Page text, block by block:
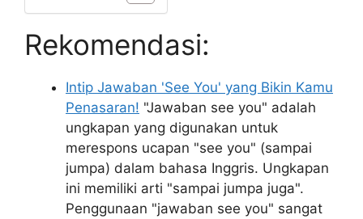
Rekomendasi:
Intip Jawaban 'See You' yang Bikin Kamu
Penasaran! "Jawaban see you" adalah
ungkapan yang digunakan untuk
merespons ucapan "see you" (sampai
jumpa) dalam bahasa Inggris. Ungkapan
ini memiliki arti "sampai jumpa juga".
Penggunaan "jawaban see you" sangat